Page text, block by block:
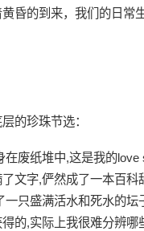
昏的到来，我们的日常
的珍珠节选：
在废纸堆中,这是我的love
了文字,俨然成了一本百
一只盛满活水和死水的
的,实际上我很难分辨